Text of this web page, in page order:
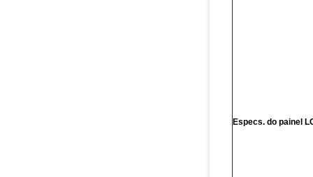
Especs. do painel